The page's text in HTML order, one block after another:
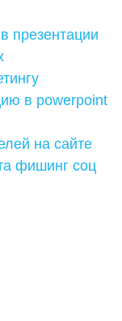
презентации
в powerpoint
на сайте
фишинг соц